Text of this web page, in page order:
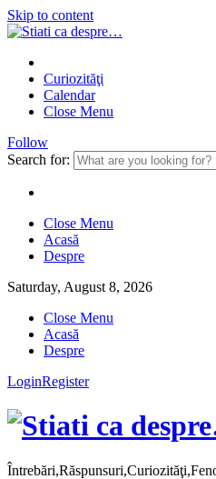
Skip to content
Curiozităţi
Calendar
Close Menu
Follow
Search for:
Close Menu
Acasă
Despre
Saturday, August 8, 2026
Close Menu
Acasă
Despre
LoginRegister